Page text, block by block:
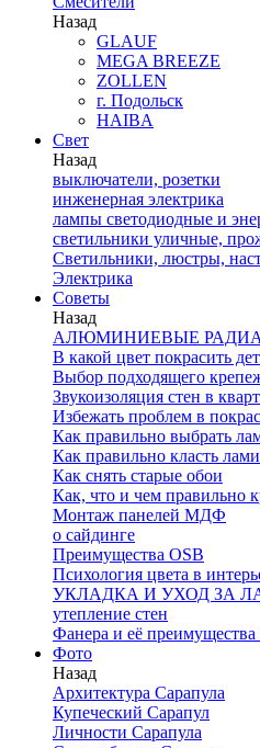
Назад
GLAUF
MEGA BREEZE
ZOLLEN
г. Подольск
HAIBA
Свет
Назад
выключатели, розетки
инженерная электрика
лампы светодиодные и
светильники уличные,
Светильники, люстры,
Электрика
Советы
Назад
АЛЮМИНИЕВЫЕ
В какой цвет покрасить
Выбор подходящего
Звукоизоляция стен в
Избежать проблем в
Как правильно выбрать
Как правильно класть
Как снять старые обои
Как, что и чем правильно
Монтаж панелей МДФ
о сайдинге
Преимущества OSB
Психология цвета в
УКЛАДКА И УХОД ЗА
утепление стен
Фанера и её
Фото
Назад
Архитектура Сарапула
Купеческий Сарапул
Личности Сарапула